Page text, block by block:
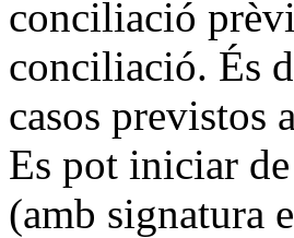
conciliació
conciliació. És
casos previstos
Es pot iniciar
(amb signatura